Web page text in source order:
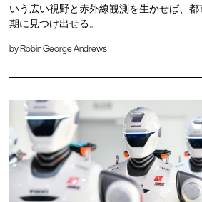
いう広い視野と赤外線観測を生かせば、
期に見つけ出せる。
byRobin George Andrews